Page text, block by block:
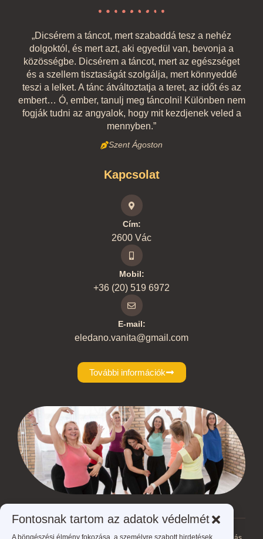
Fontosnak tartom az adatok védelmét
A böngészési élmény fokozása, a személyre szabott hirdetések
„Dicsérem a táncot, mert szabaddá tesz a nehéz
dolgoktól, és mert azt, aki egyedül van, bevonja a
közösségbe. Dicsérem a táncot, mert az egészséget
és a szellem tisztaságát szolgálja, mert könnyeddé
teszi a lelket. A tánc átváltoztatja a teret, az időt és az
embert… Ó, ember, tanulj meg táncolni! Különben nem
fogják tudni az angyalok, hogy mit kezdjenek veled a
mennyben.”
Szent Ágoston
Kapcsolat
Cím:
2600 Vác
Mobil:
+36 (20) 519 6972
E-mail:
eledano.vanita@gmail.com
További információk